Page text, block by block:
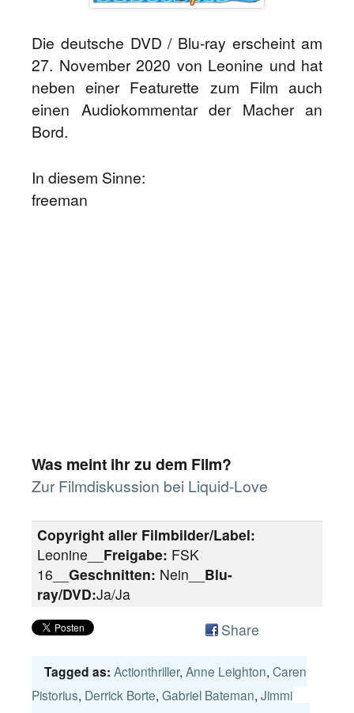
Die deutsche DVD / Blu-ray erscheint am
27. November 2020 von Leonine und hat
neben einer Featurette zum Film auch
einen Audiokommentar der Macher an
Bord.
In diesem Sinne:
freeman
Was meint ihr zu dem Film?
Zur Filmdiskussion bei Liquid-Love
Copyright aller Filmbilder/Label:
Leonine__ Freigabe: FSK
16__ Geschnitten: Nein__ Blu-
ray/DVD:Ja/Ja
Share
Tagged as: Actionthriller, Anne Leighton, Caren
Pistorius, Derrick Borte, Gabriel Bateman, Jimmi